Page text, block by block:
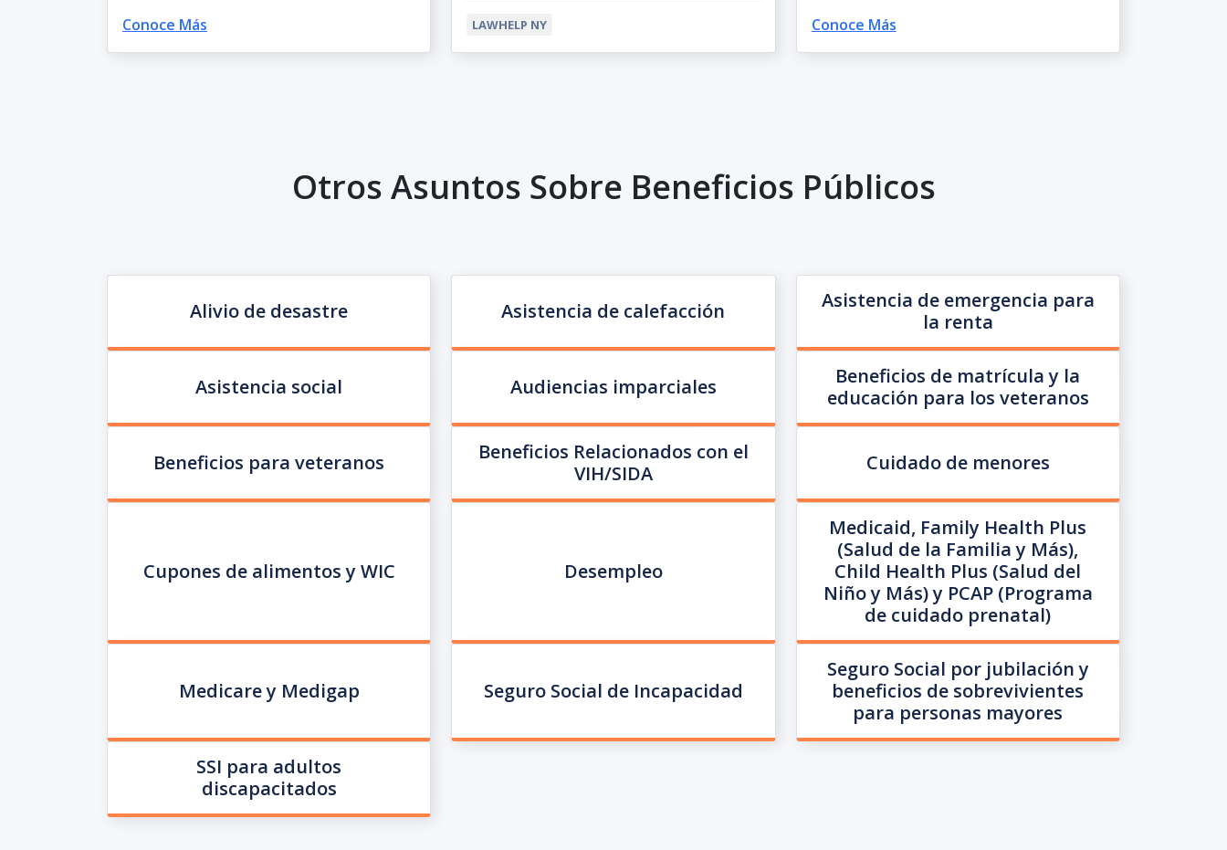
Conoce Más LAWHELP NY Conoce Más
Otros Asuntos Sobre Beneficios Públicos
Alivio de desastre Asistencia de calefacción
Asistencia de emergencia para
la renta
Asistencia social Audiencias imparciales
Beneficios de matrícula y la
educación para los veteranos
Beneficios para veteranos
Beneficios Relacionados con el
VIH/SIDA
Cuidado de menores
Cupones de alimentos y WIC Desempleo
Medicaid, Family Health Plus
(Salud de la Familia y Más),
Child Health Plus (Salud del
Niño y Más) y PCAP (Programa
de cuidado prenatal)
Medicare y Medigap Seguro Social de Incapacidad
Seguro Social por jubilación y
beneficios de sobrevivientes
para personas mayores
SSI para adultos
discapacitados